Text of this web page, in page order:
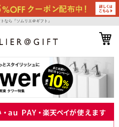
なら『ソムリエ＠ギフト』